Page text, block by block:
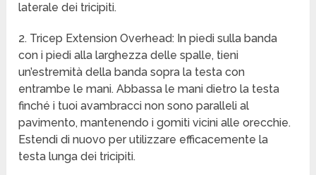
laterale dei tricipiti.
2. Tricep Extension Overhead: In piedi sulla banda
con i piedi alla larghezza delle spalle, tieni
un’estremità della banda sopra la testa con
entrambe le mani. Abbassa le mani dietro la testa
finché i tuoi avambracci non sono paralleli al
pavimento, mantenendo i gomiti vicini alle orecchie.
Estendi di nuovo per utilizzare efficacemente la
testa lunga dei tricipiti.